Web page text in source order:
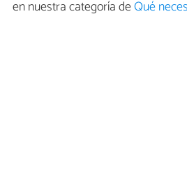
en nuestra categoría deQué